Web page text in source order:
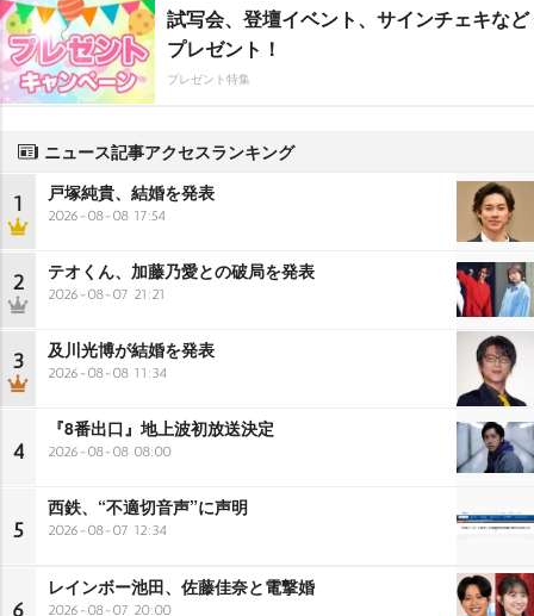
試写会、登壇イベント、サインチェキなど
プレゼント！
プレゼント特集
ニュース記事アクセスランキング
1 戸塚純貴、結婚を発表
2026-08-08 17:54
2 テオくん、加藤乃愛との破局を発表
2026-08-07 21:21
3 及川光博が結婚を発表
2026-08-08 11:34
4
『8番出口』地上波初放送決定
2026-08-08 08:00
5
西鉄、“不適切音声”に声明
2026-08-07 12:34
6
レインボー池田、佐藤佳奈と電撃婚
2026-08-07 20:00